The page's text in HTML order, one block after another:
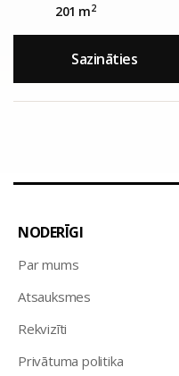
201 m2
Sazināties
NODERĪGI
Par mums
Atsauksmes
Rekvizīti
Privātuma politika